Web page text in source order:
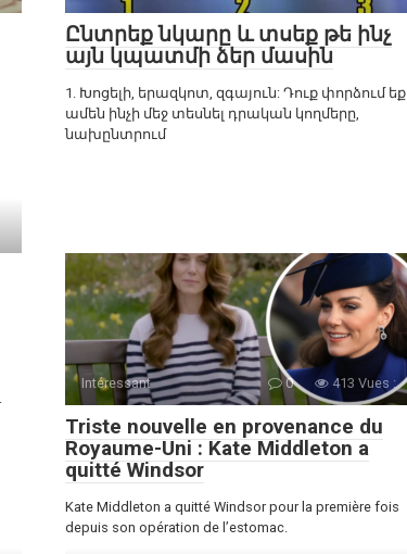
Ընտրեք նկարը և տսեք թե ինչ
այն կպատմի ձեր մասին
1. Խոցելի, երազկոտ, զգայուն: Դուք փորձում եք
ամեն ինչի մեջ տեսնել դրական կողմերը,
նախընտրում
Intéressant 0 413 Vues :
Triste nouvelle en provenance du
Royaume-Uni : Kate Middleton a
quitté Windsor
Kate Middleton a quitté Windsor pour la première fois
depuis son opération de l’estomac.